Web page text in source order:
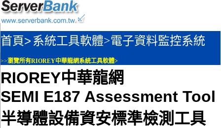
首頁> 系統工具軟體>電子資料監控系統
>>瀏覽所有RIOREY中華龍網系統工具軟體>
RIOREY中華龍網
SEMI E187 Assessment Tool
半導體設備資安標準檢測工具